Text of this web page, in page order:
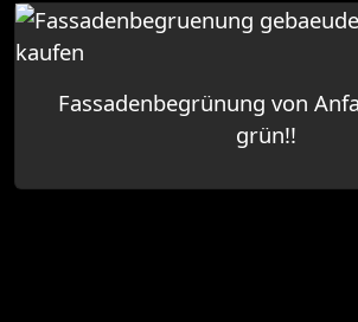
Fassadenbegrünung von
grün!!